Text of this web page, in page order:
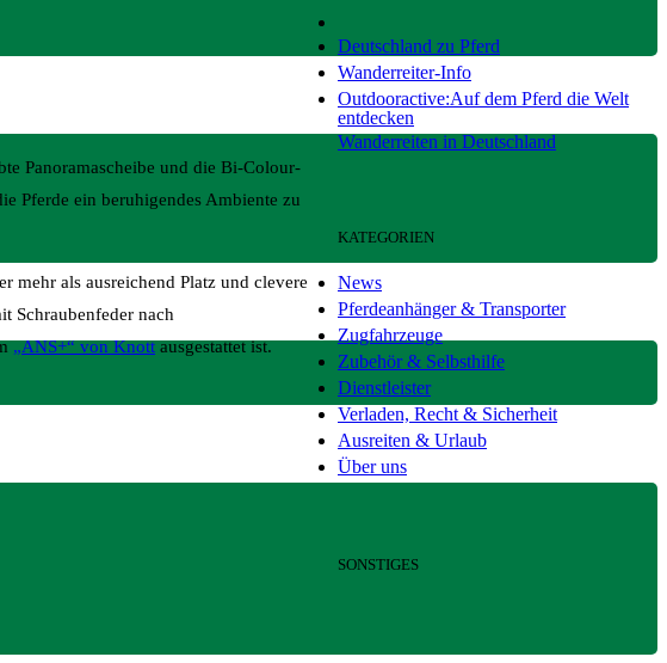
Panoramascheibe und die Bi-Colour-
Pferde ein beruhigendes Ambiente zu
mehr als ausreichend Platz und clevere
Schraubenfeder nach
„ANS+“ von Knottausgestattet ist.
Deutschland zu Pferd
Wanderreiter-Info
Outdooractive:Auf dem Pferd die Welt
entdecken
Wanderreiten in Deutschland
KATEGORIEN
News
Pferdeanhänger & Transporter
Zugfahrzeuge
Zubehör & Selbsthilfe
Dienstleister
Verladen, Recht & Sicherheit
Ausreiten & Urlaub
Über uns
SONSTIGES